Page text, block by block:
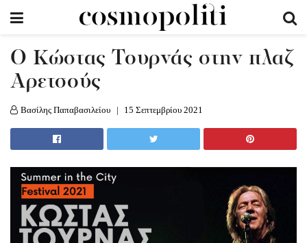
Ο Κώστας Τουρνάς στην πλαζ
Αρετσούς
Βασίλης Παπαβασιλείου 15 Σεπτεμβρίου 2021